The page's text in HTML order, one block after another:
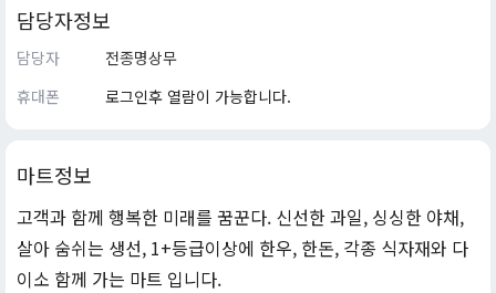
담당자정보
담당자
전종명상무
휴대폰
로그인후 열람이 가능합니다.
마트정보
고객과 함께 행복한 미래를 꿈꾼다. 신선한 과일, 싱싱한 야채,
살아 숨쉬는 생선, 1+등급이상에 한우, 한돈, 각종 식자재와 다
이소 함께 가는 마트 입니다.